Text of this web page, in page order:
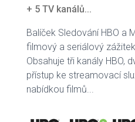
+ 5 TV kanálů...
Balíček Sledování HBO a
filmový a seriálový
Obsahuje tři kanály HBO,
přístup ke streamovací
nabídkou filmů...